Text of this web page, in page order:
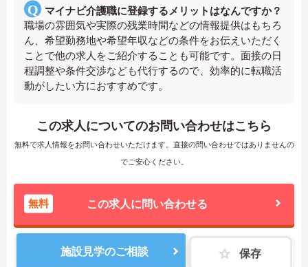
マイナビ介護職に登録するメリットはなんですか？
職場の雰囲気や実際の残業時間などの情報提供はもちろ
ん、希望勤務地や希望年収などの条件をお伝えいただく
ことで他の求人をご紹介することも可能です。面接の日
程調整や条件交渉なども代行するので、効率的に転職活
動がしたい方におすすめです。
この求人についてのお問い合わせはこちら
無料で求人情報をお問い合わせいただけます。直接の問い合わせではありませんの
でご安心ください。
無料 この求人に問い合わせる
施設見学のご相談 保存